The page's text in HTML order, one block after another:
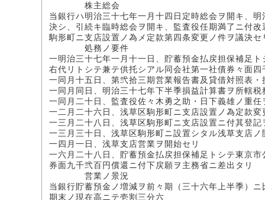
株主総会
当銀行ハ明治三十七年一月十四日定時総会ヲ開キ、
決シ、引続キ臨時総会ヲ開キ、監査役任期満了ニ付
駒形町ニ支店設置ノ為メ定款第四条変更ノ件ヲ議決セ
処務ノ要件
一明治三十七年一月十一日、貯蓄預金払戻担保補足
右代リトシテ兼テ供托シアル同会社第一社債券々面
一同月十五日、第弐拾三期営業報告書及貸借対照表
一同月同日、明治三十七年下半季損益計算書ヲ所轄税
一同月二十日、監査役佐々木勇之助・日下義雄ノ重任
一二月二十六日、浅草区駒形町ニ支店設置ノ為定款
一三月二十八日、浅草区駒形町ニ支店設置ニ付其登記
一三月三十日、浅草区駒形町ニ設置シタル浅草支店
一四月一日、浅草支店営業ヲ開始セリ
一六月二十八日、貯蓄預金払戻担保補足トシテ東京
券面九千弐百円償還ニ付下戻願ヲ主務省ニ差出タリ
営業ノ景況
当銀行貯蓄預金ノ増減ヲ前々期（三十六年上半季）
期末ノ現在高ニテ壱割三分六